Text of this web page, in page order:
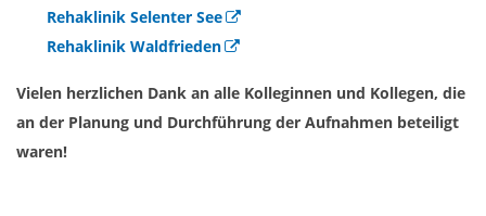
Rehaklinik Selenter See
Rehaklinik Waldfrieden
Vielen herzlichen Dank an alle Kolleginnen und Kollegen, die
an der Planung und Durchführung der Aufnahmen beteiligt
waren!